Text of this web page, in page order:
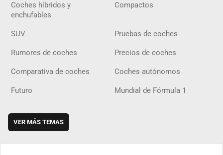
Coches híbridos y
enchufables
Compactos
SUV Pruebas de coches
Rumores de coches Precios de coches
Comparativa de coches Coches autónomos
Futuro Mundial de Fórmula 1
VER MÁS TEMAS